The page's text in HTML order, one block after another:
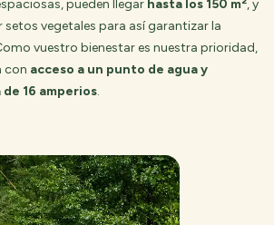
pueden llegar hasta los 150 m², y
vegetales para así garantizar la
vuestro bienestar es nuestra prioridad,
con acceso a un punto de agua y
16 amperios.